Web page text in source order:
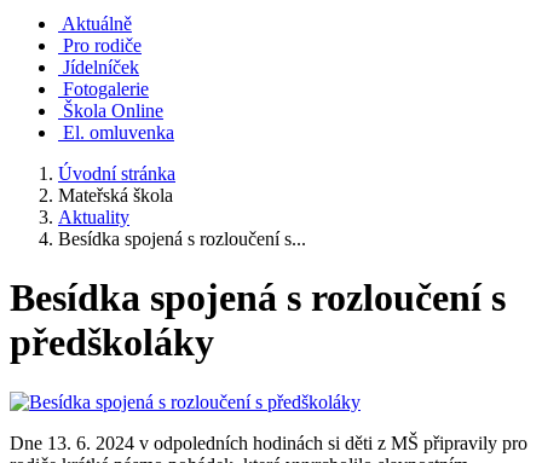
Aktuálně
Pro rodiče
Jídelníček
Fotogalerie
Škola Online
El. omluvenka
Úvodní stránka
Mateřská škola
Aktuality
Besídka spojená s rozloučení s...
Besídka spojená s rozloučení s
předškoláky
Dne 13. 6. 2024 v odpoledních hodinách si děti z MŠ připravily pro